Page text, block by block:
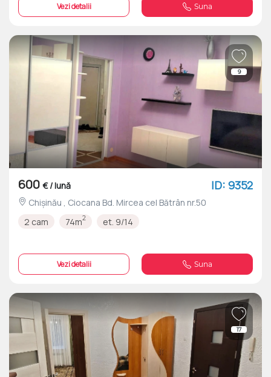
Vezi detalii Suna
9
600 € / lună ID: 9352
Chișinău , Ciocana Bd. Mircea cel Bătrân nr.50
2 cam
74m2 et. 9/14
Vezi detalii Suna
17